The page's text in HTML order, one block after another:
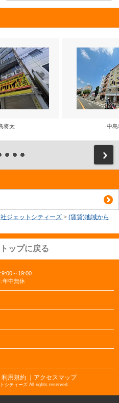
将太 中島
ジェットシティーズ > (賃貸)地域から
ップに戻る
～19:00
年中無休
利用規約 ｜アクセスマップ
シティーズ All rights reserved.